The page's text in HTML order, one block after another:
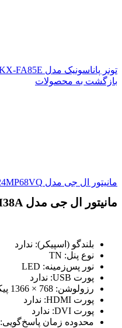
تونر پاناسونیک مدل KX-FA85E
بازگشت به محصولات
مانیتور ال جی مدل 24MP68VQ سایز 24 اینچ
مانیتور ال جی مدل 19M38A سایز 18.5 اینچ
بلندگو (اسپیکر): ندارد
نوع پنل: TN
نور پس‌زمینه: LED
پورت USB: ندارد
رزولوشن: 768 × 1366 پیکسل
پورت HDMI: ندارد
پورت DVI: ندارد
محدوده زمان